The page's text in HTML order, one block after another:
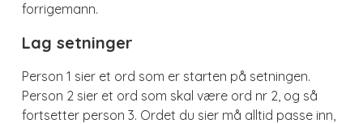
forrigemann.
Lag setninger
Person 1 sier et ord som er starten på setningen.
Person 2 sier et ord som skal være ord nr 2, og så
fortsetter person 3. Ordet du sier må alltid passe inn,